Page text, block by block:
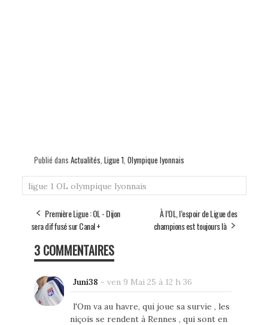
Publié dans Actualités Ligue 1 Olympique lyonnais
ligue 1 OL olympique lyonnais
Première Ligue : OL - Dijon
sera diffusé sur Canal +
À l’OL, l’espoir de Ligue des
champions est toujours là
3 COMMENTAIRES
Juni38 - ven 9 Mai 25 à 12 h 36
l'Om va au havre, qui joue sa survie , les
niçois se rendent à Rennes , qui sont en